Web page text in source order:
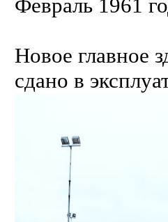
Февраль 1961
Новое главное
сдано в